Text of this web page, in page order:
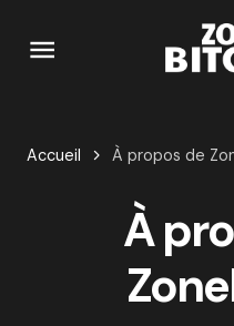
Accueil À propos de
À